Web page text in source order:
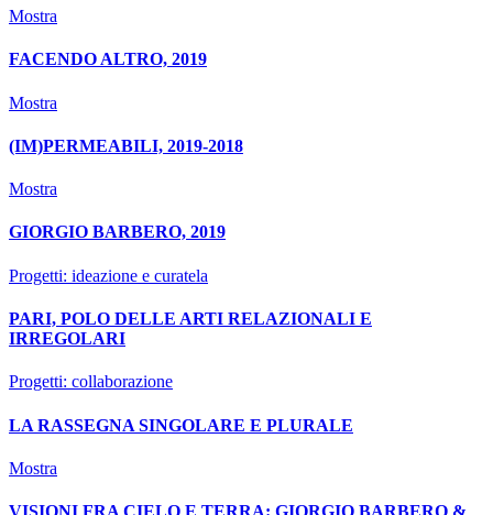
Mostra
FACENDO ALTRO, 2019
Mostra
(IM)PERMEABILI, 2019-2018
Mostra
GIORGIO BARBERO, 2019
Progetti: ideazione e curatela
PARI, POLO DELLE ARTI RELAZIONALI E
IRREGOLARI
Progetti: collaborazione
LA RASSEGNA SINGOLARE E PLURALE
Mostra
VISIONI FRA CIELO E TERRA: GIORGIO BARBERO &